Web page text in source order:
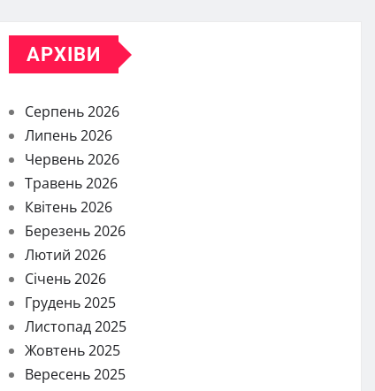
АРХІВИ
Серпень 2026
Липень 2026
Червень 2026
Травень 2026
Квітень 2026
Березень 2026
Лютий 2026
Січень 2026
Грудень 2025
Листопад 2025
Жовтень 2025
Вересень 2025